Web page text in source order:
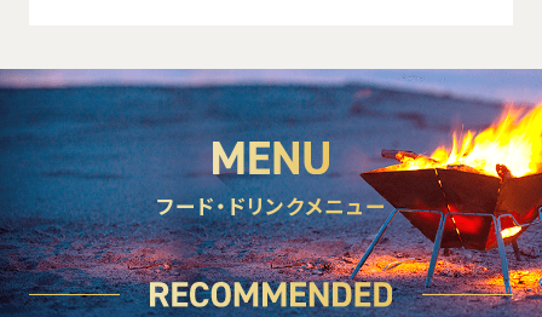
フード・ドリンクメニュー